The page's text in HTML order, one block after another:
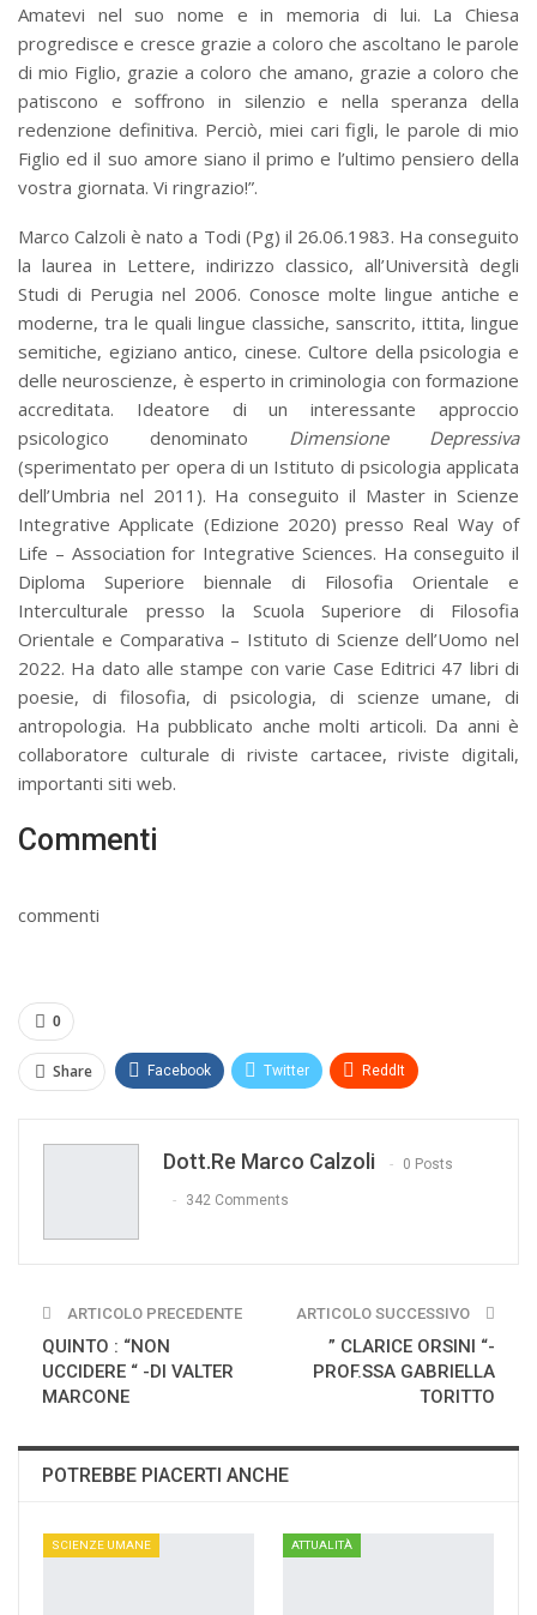
Amatevi nel suo nome e in memoria di lui. La Chiesa
progredisce e cresce grazie a coloro che ascoltano le parole
di mio Figlio, grazie a coloro che amano, grazie a coloro che
patiscono e soffrono in silenzio e nella speranza della
redenzione definitiva. Perciò, miei cari figli, le parole di mio
Figlio ed il suo amore siano il primo e l’ultimo pensiero della
vostra giornata. Vi ringrazio!”.
Marco Calzoli è nato a Todi (Pg) il 26.06.1983. Ha conseguito
la laurea in Lettere, indirizzo classico, all’Università degli
Studi di Perugia nel 2006. Conosce molte lingue antiche e
moderne, tra le quali lingue classiche, sanscrito, ittita, lingue
semitiche, egiziano antico, cinese. Cultore della psicologia e
delle neuroscienze, è esperto in criminologia con formazione
accreditata. Ideatore di un interessante approccio
psicologico denominato Dimensione Depressiva
(sperimentato per opera di un Istituto di psicologia applicata
dell’Umbria nel 2011). Ha conseguito il Master in Scienze
Integrative Applicate (Edizione 2020) presso Real Way of
Life – Association for Integrative Sciences. Ha conseguito il
Diploma Superiore biennale di Filosofia Orientale e
Interculturale presso la Scuola Superiore di Filosofia
Orientale e Comparativa – Istituto di Scienze dell’Uomo nel
2022. Ha dato alle stampe con varie Case Editrici 47 libri di
poesie, di filosofia, di psicologia, di scienze umane, di
antropologia. Ha pubblicato anche molti articoli. Da anni è
collaboratore culturale di riviste cartacee, riviste digitali,
importanti siti web.
Commenti
commenti
0
Share Facebook Twitter ReddIt
Dott.re Marco Calzoli 0 Posts
342 Comments
ARTICOLO PRECEDENTE
QUINTO : “NON
UCCIDERE “ -DI VALTER
MARCONE
ARTICOLO SUCCESSIVO
” CLARICE ORSINI “-
PROF.SSA GABRIELLA
TORITTO
POTREBBE PIACERTI ANCHE
SCIENZE UMANE ATTUALITÀ